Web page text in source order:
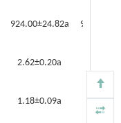
924.00±24.82a
2.62±0.20a
1.18±0.09a